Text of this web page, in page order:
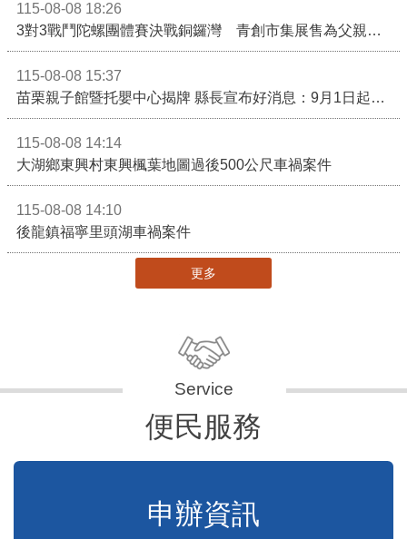
115-08-08 18:26
3對3戰鬥陀螺團體賽決戰銅鑼灣 青創市集展售為父親節增添繽紛
115-08-08 15:37
苗栗親子館暨托嬰中心揭牌 縣長宣布好消息：9月1日起調降臨時托嬰費用
115-08-08 14:14
大湖鄉東興村東興楓葉地圖過後500公尺車禍案件
115-08-08 14:10
後龍鎮福寧里頭湖車禍案件
更多
便民服務
申辦資訊